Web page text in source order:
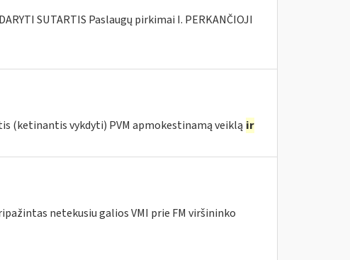
SUTARTIS Paslaugų pirkimai I. PERKANČIOJI
(ketinantis vykdyti) PVM apmokestinamą veiklą ir
netekusiu galios VMI prie FM viršininko